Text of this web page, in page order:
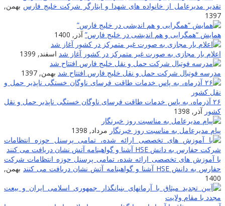
تقدیر مدیرعامل از خانواده های شهدا و ایثارگر شرکت خلیج فارس بهمن,
1397
همایش “همگرایی و هم اندیشی در خلیج فارس” آذر, 1400
اعلام بار مجازی به صورت غیر متمرکز در کشور آغاز شد اسفند, 1399
مدرسه فوتبال شرکت حمل و نقل خلیج فارس افتتاح شد بهمن, 1397
۲۶ آذرماه، به پاس خدمات طاقت فرسای ناوگان خستگی ناپذیر حمل و نقل
کشور آذر, 1398
پیام مدیرعامل به مناسبت روز خبرنگار مرداد, 1398
با آموزش های تخصصی ارائه شده، تمامی پرسنل حوزه انتظامات شرکت
حفارس به دانش HSE آشنا و گواهینامه آتش نشان دریافت می کنند
بهمن,
1400